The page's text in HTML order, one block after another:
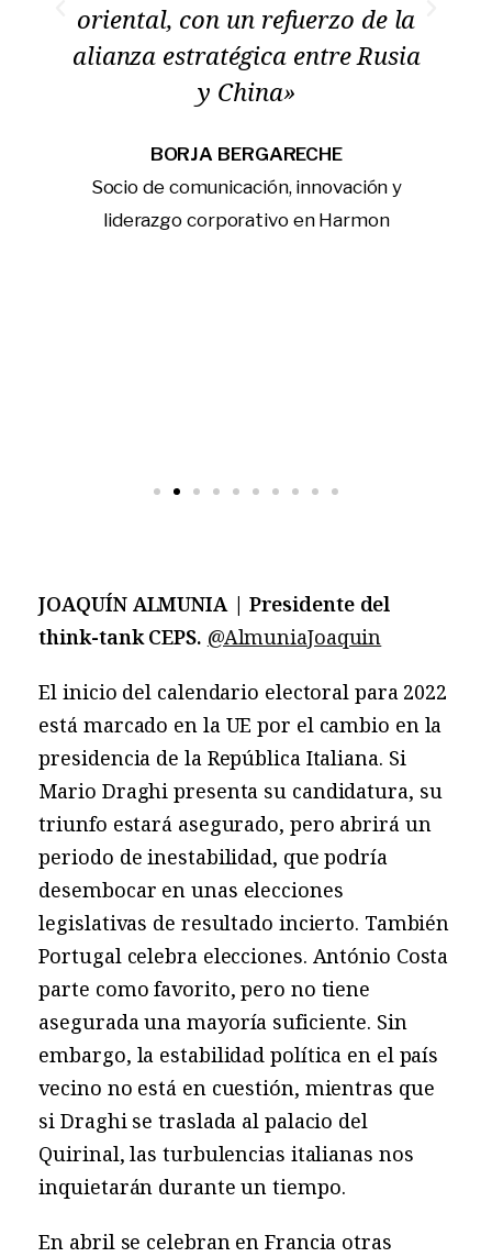
oriental, con un refuerzo de la
alianza estratégica entre Rusia
y China»
BORJA BERGARECHE
Socio de comunicación, innovación y
liderazgo corporativo en Harmon
JOAQUÍN ALMUNIA | Presidente del
think-tank CEPS. @AlmuniaJoaquin
El inicio del calendario electoral para 2022
está marcado en la UE por el cambio en la
presidencia de la República Italiana. Si
Mario Draghi presenta su candidatura, su
triunfo estará asegurado, pero abrirá un
periodo de inestabilidad, que podría
desembocar en unas elecciones
legislativas de resultado incierto. También
Portugal celebra elecciones. António Costa
parte como favorito, pero no tiene
asegurada una mayoría suficiente. Sin
embargo, la estabilidad política en el país
vecino no está en cuestión, mientras que
si Draghi se traslada al palacio del
Quirinal, las turbulencias italianas nos
inquietarán durante un tiempo.
En abril se celebran en Francia otras